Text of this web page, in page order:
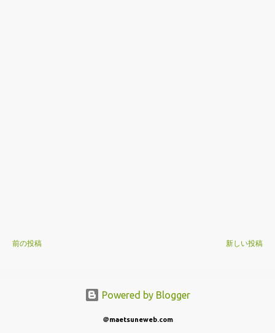
新しい投稿
前の投稿
Powered by Blogger
＠maetsuneweb.com